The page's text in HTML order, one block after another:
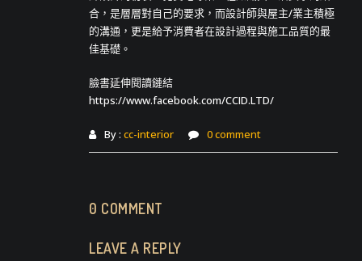
合，是層層對自己的要求，而設計師與屋主/業主積極
的溝通，更是給予消費者在設計過程與施工品質的最
佳基礎。
臉書延伸閱讀鏈結
https://www.facebook.com/CCID.LTD/
By : cc-interior 0 comment
0 COMMENT
LEAVE A REPLY